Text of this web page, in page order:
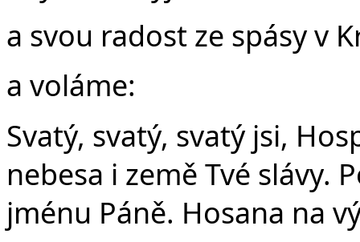
a svou radost ze spásy v
a voláme:
Svatý, svatý, svatý jsi,
nebesa i země Tvé slávy.
jménu Páně. Hosana na